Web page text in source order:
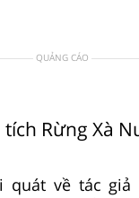
QUẢNG CÁO
Rừng Xà
quát về tác giả